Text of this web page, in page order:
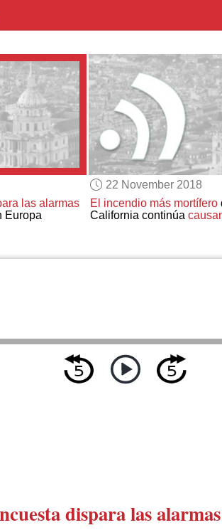
las alarmas
Europa
22 November 2018
El incendio más mortífero
California continúa
dispara las